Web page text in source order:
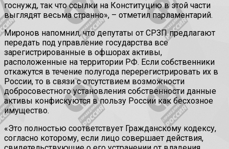
госнужд, так что ссылки на Конституцию в этой части
выглядят весьма странно», – отметил парламентарий.
Миронов напомнил, что депутаты от СРЗП предлагают
передать под управление государства все
зарегистрированные в офшорах активы,
расположенные на территории РФ. Если собственники
откажутся в течение полугода перерегистрировать их в
России, то в связи с отсутствием возможности
добросовестного установления собственности данные
активы конфискуются в пользу России как бесхозное
имущество.
«Это полностью соответствует Гражданскому кодексу,
согласно которому, если лицо совершает действия,